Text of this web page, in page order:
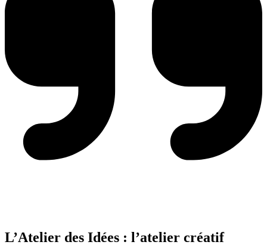
L’Atelier des Idées : l’atelier créatif